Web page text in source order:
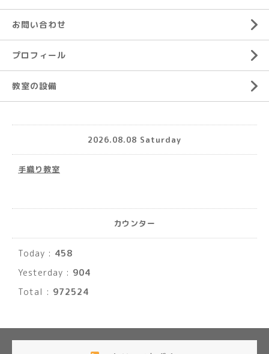
お問い合わせ
プロフィール
教室の設備
2026.08.08 Saturday
手織り教室
カウンター
Today : 458
Yesterday : 904
Total : 972524